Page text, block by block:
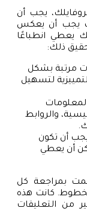
يجب أن
يجب أن يعكس
يعطي انطباعًا
ذلك:
مرتبة بشكل
لتسهيل
والروابط
أن تكون
أن يعطي
بمراجعة كل
كانت هذه
من التعليقات